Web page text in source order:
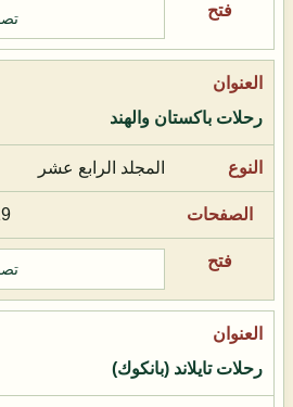
رحلات باكستان والهند
المجلد الرابع عشر
رحلات تايلاند (بانكوك)